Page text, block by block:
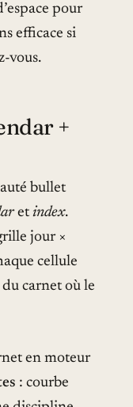
pour
efficace si
vous.
+
bullet
et index.
jour ×
cellule
carnet où le
en moteur
: courbe